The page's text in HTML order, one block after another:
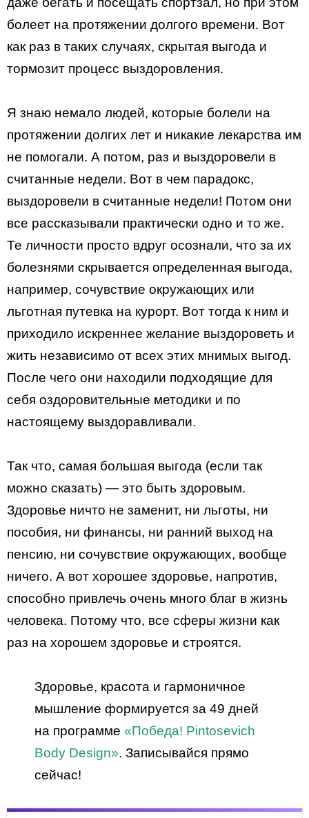
болеет на протяжении долгого времени. Вот
как раз в таких случаях, скрытая выгода и
тормозит процесс выздоровления.
Я знаю немало людей, которые болели на
протяжении долгих лет и никакие лекарства им
не помогали. А потом, раз и выздоровели в
считанные недели. Вот в чем парадокс,
выздоровели в считанные недели! Потом они
все рассказывали практически одно и то же.
Те личности просто вдруг осознали, что за их
болезнями скрывается определенная выгода,
например, сочувствие окружающих или
льготная путевка на курорт. Вот тогда к ним и
приходило искреннее желание выздороветь и
жить независимо от всех этих мнимых выгод.
После чего они находили подходящие для
себя оздоровительные методики и по
настоящему выздоравливали.
Так что, самая большая выгода (если так
можно сказать) — это быть здоровым.
Здоровье ничто не заменит, ни льготы, ни
пособия, ни финансы, ни ранний выход на
пенсию, ни сочувствие окружающих, вообще
ничего. А вот хорошее здоровье, напротив,
способно привлечь очень много благ в жизнь
человека. Потому что, все сферы жизни как
раз на хорошем здоровье и строятся.
Здоровье, красота и гармоничное
мышление формируется за 49 дней
на программе «Победа! Pintosevich
Body Design». Записывайся прямо
сейчас!